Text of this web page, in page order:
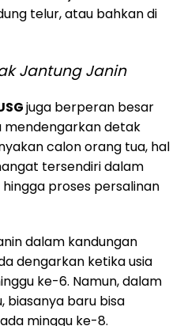
telur, atau bahkan di
Jantung Janin
juga berperan besar
detak
calon orang tua, hal
tersendiri dalam
proses persalinan
dalam kandungan
dengarkan ketika usia
ke-6. Namun, dalam
biasanya baru bisa
minggu ke-8.